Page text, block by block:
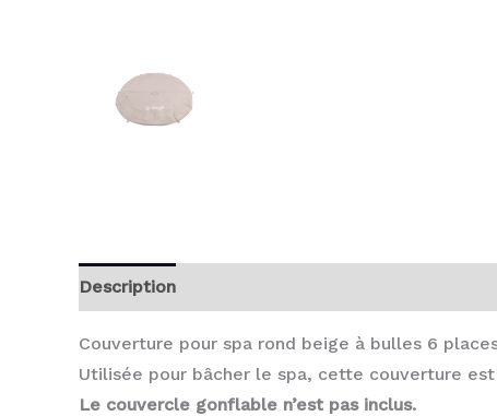
Description
Couverture pour spa rond beige à bulles 6
Utilisée pour bâcher le spa, cette couverture
Le couvercle gonflable n’est pas inclus.